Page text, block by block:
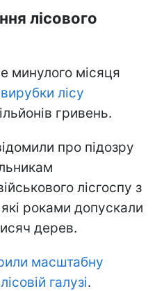
лісового
місяця
лісу
гривень.
про підозру
лісгоспу з
роками допускали
дерев.
масштабну
галузі.